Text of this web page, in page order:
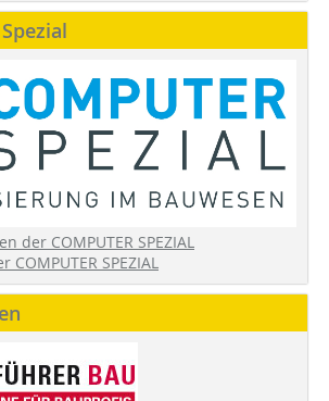
der COMPUTER SPEZIAL
SPEZIAL